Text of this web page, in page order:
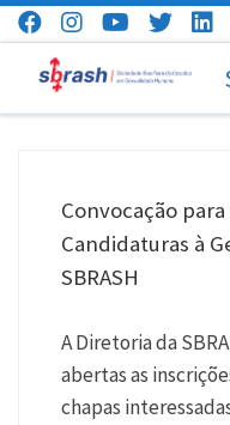
Skip to content
Convocação
Candidaturas à
SBRASH
A Diretoria da
abertas as
chapas